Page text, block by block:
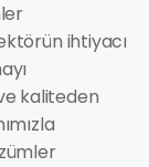
ihtiyacı
kaliteden